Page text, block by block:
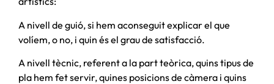
A nivell de guió, si hem aconseguit explicar el que
volíem, o no, i quin és el grau de satisfacció.
A nivell tècnic, referent a la part teòrica, quins tipus de
pla hem fet servir, quines posicions de càmera i quins